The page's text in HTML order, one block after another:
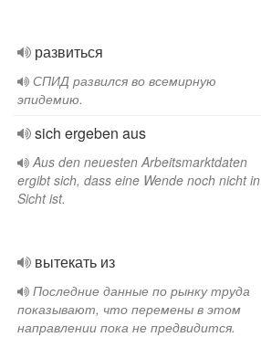
развиться
СПИД развился во всемирную
эпидемию.
sich ergeben aus
Aus den neuesten Arbeitsmarktdaten
ergibt sich, dass eine Wende noch nicht in
Sicht ist.
вытекать из
Последние данные по рынку труда
показывают, что перемены в этом
направлении пока не предвидится.